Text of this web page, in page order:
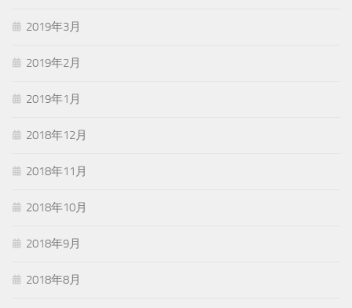
2019年3月
2019年2月
2019年1月
2018年12月
2018年11月
2018年10月
2018年9月
2018年8月